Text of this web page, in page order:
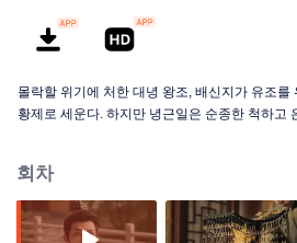
몰락할 위기에 처한 대녕 왕조, 배신지가 유조를
황제로 세운다. 하지만 녕근일은 순종한 척하고
회차